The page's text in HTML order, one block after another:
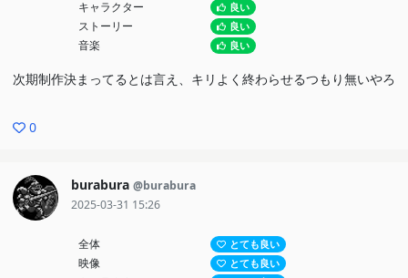
キャラクター 良い
ストーリー 良い
音楽 良い
次期制作決まってるとは言え、キリよく終わらせるつもり無いやろ
0
burabura @burabura
2025-03-31 15:26
全体 とても良い
映像 とても良い